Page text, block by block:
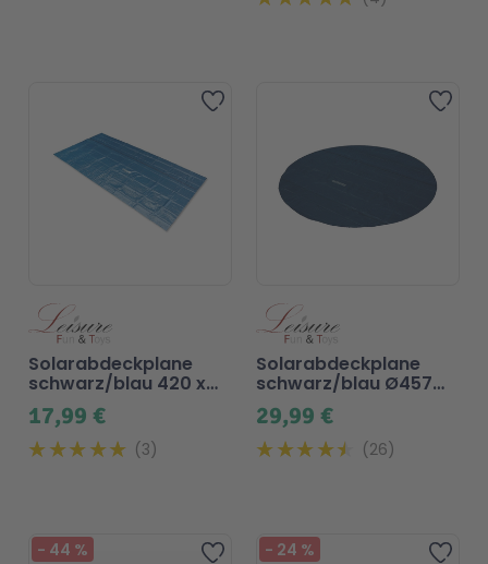
Zur Wunschliste hinzufügen
17,99 €
Solarabdeckplane
schwarz/blau 420 x
210 cm für Pool
3
Zur
29,99 €
Solarabdeckplane
schwarz/blau Ø457
für Pool
26
Zur Wunschliste hinzufügen
- 44 % Zur
- 24 %